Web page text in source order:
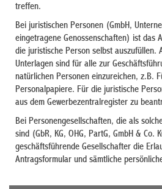
treffen.
Bei juristischen Personen (GmbH,
eingetragene Genossenschaften) ist das
die juristische Person selbst auszufüllen.
Unterlagen sind für alle zur
natürlichen Personen einzureichen, z.B.
Personalpapiere. Für die juristische
aus dem Gewerbezentralregister zu
Bei Personengesellschaften, die als
sind (GbR, KG, OHG, PartG, GmbH & Co.
geschäftsführende Gesellschafter die
Antragsformular und sämtliche